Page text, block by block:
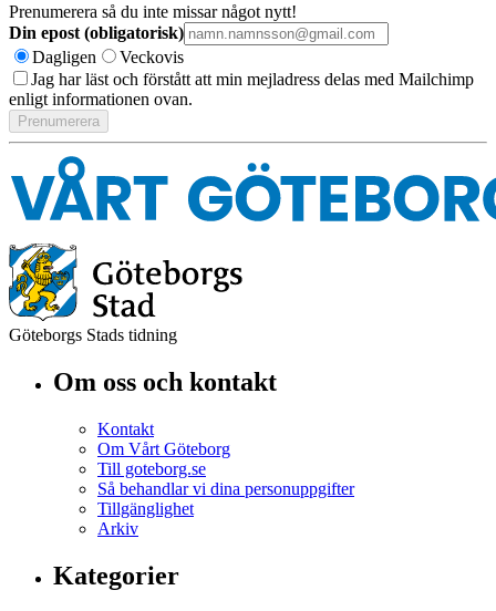
Prenumerera så du inte missar något nytt!
Din epost (obligatorisk)
Dagligen
Veckovis
Jag har läst och förstått att min mejladress delas med Mailchimp
enligt informationen ovan.
Göteborgs Stads tidning
Om oss och kontakt
Kontakt
Om Vårt Göteborg
Till goteborg.se
Så behandlar vi dina personuppgifter
Tillgänglighet
Arkiv
Kategorier